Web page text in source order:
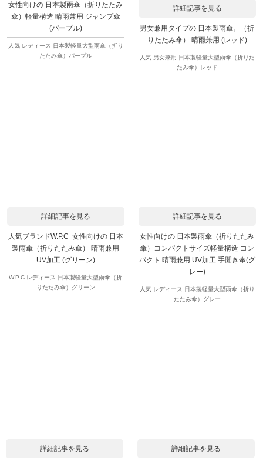
女性向けの 日本製雨傘（折りたたみ
傘）軽量構造 晴雨兼用 ジャンプ傘
(パープル)
人気 レディース 日本製軽量大型雨傘（折り
たたみ傘）パープル
詳細記事を見る
男女兼用タイプの 日本製雨傘。（折
りたたみ傘） 晴雨兼用 (レッド)
人気 男女兼用 日本製軽量大型雨傘（折りた
たみ傘）レッド
詳細記事を見る
人気ブランドW.P.C 女性向けの 日本
製雨傘（折りたたみ傘） 晴雨兼用
UV加工 (グリーン)
W.P.C レディース 日本製軽量大型雨傘（折
りたたみ傘）グリーン
詳細記事を見る
女性向けの 日本製雨傘（折りたたみ
傘）コンパクトサイズ軽量構造 コン
パクト 晴雨兼用 UV加工 手開き傘(グ
レー)
人気 レディース 日本製軽量大型雨傘（折り
たたみ傘）グレー
詳細記事を見る 詳細記事を見る